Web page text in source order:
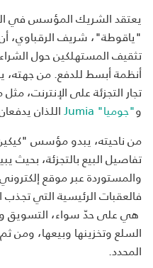
يعتقد الشريك المؤسس في
"ياقوطة"، شريف الرقباوي،
تثقيف المستهلكين حول
أنظمة أبسط للدفع. من
تجار التجزئة على الإنترنت،
و"جوميا" Jumia
اللذان
من ناحيته، يبدو مؤسس
تفاصيل البيع بالتجزئة، بحيث
والمستوردة عبر موقع
فالعقبات الرئيسية التي
هي على حدّ سواء، التسويق
السلع وتخزينها وبيعها، ومن
المحدد.